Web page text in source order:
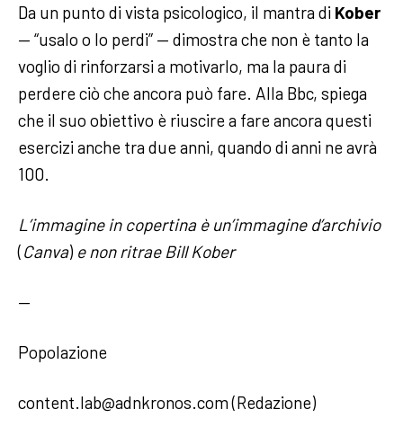
Da un punto di vista psicologico, il mantra di Kober
— “usalo o lo perdi” — dimostra che non è tanto la
voglio di rinforzarsi a motivarlo, ma la paura di
perdere ciò che ancora può fare. Alla Bbc, spiega
che il suo obiettivo è riuscire a fare ancora questi
esercizi anche tra due anni, quando di anni ne avrà
100.
L’immagine in copertina è un’immagine d’archivio
(Canva) e non ritrae Bill Kober
—
Popolazione
content.lab@adnkronos.com (Redazione)